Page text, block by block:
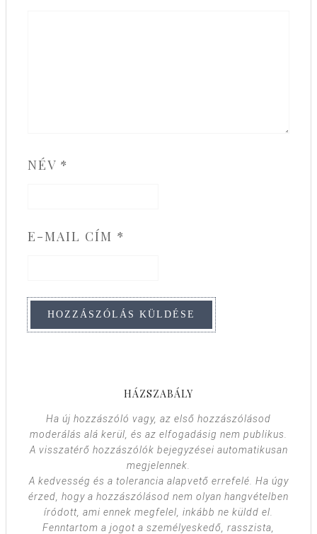
NÉV *
E-MAIL CÍM *
HÁZSZABÁLY
Ha új hozzászóló vagy, az első hozzászólásod
moderálás alá kerül, és az elfogadásig nem publikus.
A visszatérő hozzászólók bejegyzései automatikusan
megjelennek.
A kedvesség és a tolerancia alapvető errefelé. Ha úgy
érzed, hogy a hozzászólásod nem olyan hangvételben
íródott, ami ennek megfelel, inkább ne küldd el.
Fenntartom a jogot a személyeskedő, rasszista,